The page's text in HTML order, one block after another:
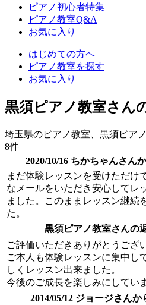
ピアノ初心者特集
ピアノ教室Q&A
お気に入り
はじめての方へ
ピアノ教室を探す
お気に入り
黒須ピアノ教室さん
埼玉県のピアノ教室、黒須ピア
8件
2020/10/16 ちかちゃんさん
まだ体験レッスンを受けただけ
なメールをいただき安心してレ
ました。このままレッスン継続
た。
黒須ピアノ教室さんの
ご評価いただきありがとうござ
ご本人も体験レッスンに集中し
しくレッスン出来ました。
今後のご成長を楽しみにしてい
2014/05/12 ジョージさん